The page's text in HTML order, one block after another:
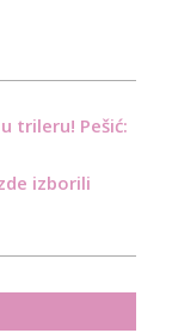
trileru! Pešić:
izborili